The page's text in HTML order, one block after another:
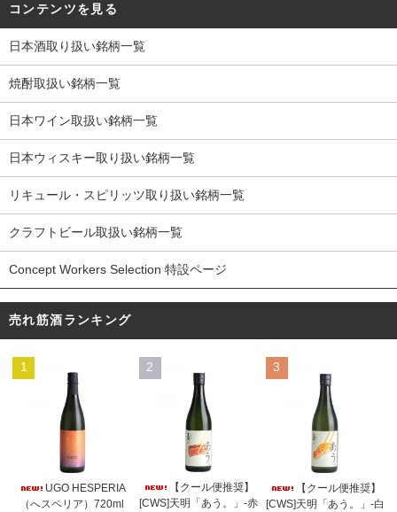
コンテンツを見る
日本酒取り扱い銘柄一覧
焼酎取扱い銘柄一覧
日本ワイン取扱い銘柄一覧
日本ウィスキー取り扱い銘柄一覧
リキュール・スピリッツ取り扱い銘柄一覧
クラフトビール取扱い銘柄一覧
Concept Workers Selection 特設ページ
売れ筋酒ランキング
1
UGO HESPERIA
（へスペリア）720ml
2
【クール便推奨】
[CWS]天明「あう。」-赤
3
【クール便推奨】
[CWS]天明「あう。」-白